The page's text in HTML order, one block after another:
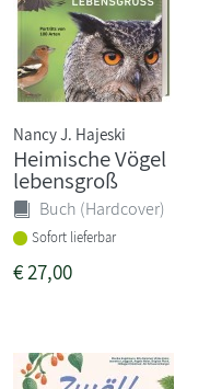
Nancy J. Hajeski
Heimische Vögel
lebensgroß
Buch (Hardcover)
Sofort lieferbar
€27,00